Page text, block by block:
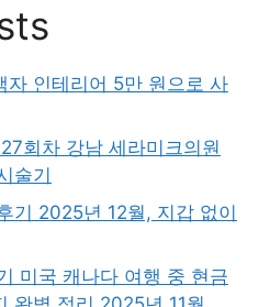
자 인테리어 5만 원으로 사
회차 강남 세라미크의원
술기
기 2025년 12월, 지갑 없이
미국 캐나다 여행 중 현금